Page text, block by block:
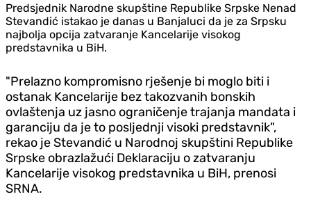
Predsjednik Narodne skupštine Republike Srpske Nenad
Stevandić istakao je danas u Banjaluci da je za Srpsku
najbolja opcija zatvaranje Kancelarije visokog
predstavnika u BiH.
"Prelazno kompromisno rješenje bi moglo biti i
ostanak Kancelarije bez takozvanih bonskih
ovlaštenja uz jasno ograničenje trajanja mandata i
garanciju da je to posljednji visoki predstavnik",
rekao je Stevandić u Narodnoj skupštini Republike
Srpske obrazlažući Deklaraciju o zatvaranju
Kancelarije visokog predstavnika u BiH, prenosi
SRNA.